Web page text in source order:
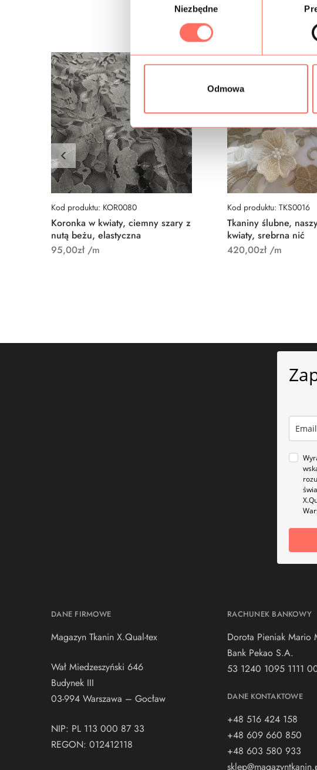
r
z
g
d
y
Niezbędne
Odmowa
Kod produktu: KOR0080
Koronka w kwiaty, ciemny szary z
nutą beżu, elastyczna
95,00zł/m
Kod produktu: TKS0016
Tkaniny ślubne,
kwiaty, srebrna nić
420,00zł/m
DANE FIRMOWE
Magazyn Tkanin X.Qual-tex
Wał Miedzeszyński 646
Budynek III
03-994 Warszawa – Gocław
NIP: PL 113 000 87 33
REGON: 012412118
RACHUNEK BANKOWY
Dorota Pieniak Mario
Bank Pekao S.A.
53 1240 1095 1111
DANE KONTAKTOWE
+48 516 424 158
+48 609 660 850
+48 603 580 933